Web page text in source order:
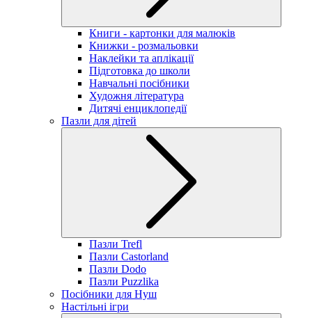
Книги - картонки для малюків
Книжки - розмальовки
Наклейки та аплікації
Підготовка до школи
Навчальні посібники
Художня література
Дитячі енциклопедії
Пазли для дітей
Пазли Trefl
Пазли Castorland
Пазли Dodo
Пазли Puzzlika
Посібники для Нуш
Настільні ігри